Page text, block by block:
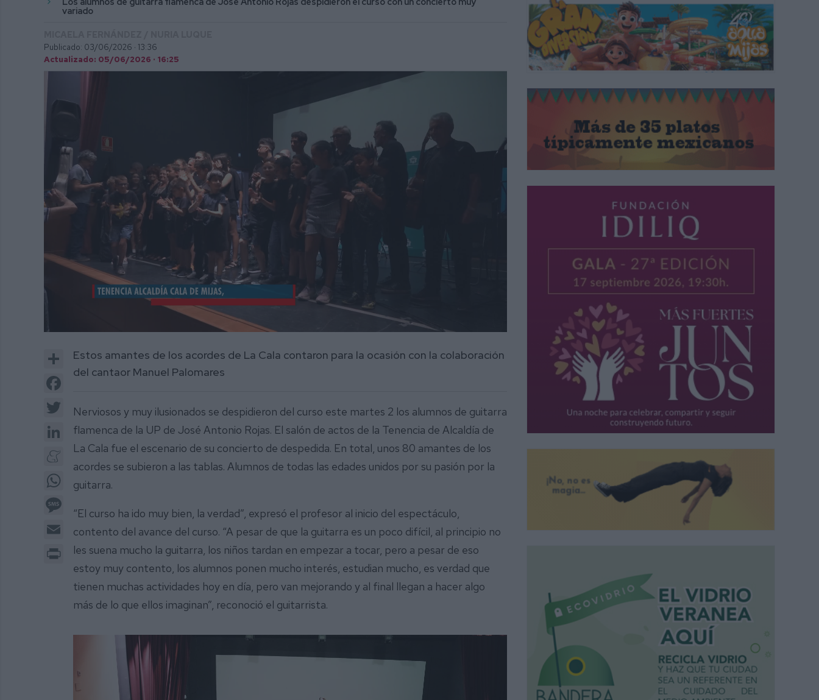
variado
Publicado: 03/06/2026 · 13:36
Actualizado: 05/06/2026 · 16:25
2
minutes,
31
seconds
Share
Facebook
LinkedIn
Meneame
Print
Estos amantes de los acordes de La Cala contaron para la ocasión con la colaboración
del cantaor Manuel Palomares
Nerviosos y muy ilusionados se despidieron del curso este martes 2 los alumnos de guitarra
flamenca de la UP de José Antonio Rojas. El salón de actos de la Tenencia de Alcaldía de
La Cala fue el escenario de su concierto de despedida. En total, unos 80 amantes de los
acordes se subieron a las tablas. Alumnos de todas las edades unidos por su pasión por la
guitarra.
“El curso ha ido muy bien, la verdad”, expresó el profesor al inicio del espectáculo,
contento del avance del curso. “A pesar de que la guitarra es un poco difícil, al principio no
les suena mucho la guitarra, los niños tardan en empezar a tocar, pero a pesar de eso
estoy muy contento, los alumnos ponen mucho interés, estudian mucho, es verdad que
tienen muchas actividades hoy en día, pero van mejorando y al final llegan a hacer algo
más de lo que ellos imaginan”, reconoció el guitarrista.